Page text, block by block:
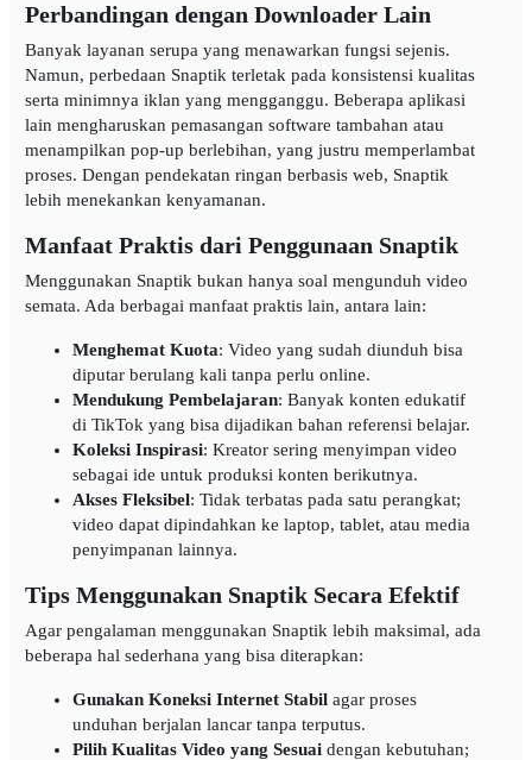
Perbandingan dengan Downloader Lain
Banyak layanan serupa yang menawarkan fungsi sejenis.
Namun, perbedaan Snaptik terletak pada konsistensi kualitas
serta minimnya iklan yang mengganggu. Beberapa aplikasi
lain mengharuskan pemasangan software tambahan atau
menampilkan pop-up berlebihan, yang justru memperlambat
proses. Dengan pendekatan ringan berbasis web, Snaptik
lebih menekankan kenyamanan.
Manfaat Praktis dari Penggunaan Snaptik
Menggunakan Snaptik bukan hanya soal mengunduh video
semata. Ada berbagai manfaat praktis lain, antara lain:
Menghemat Kuota: Video yang sudah diunduh bisa
diputar berulang kali tanpa perlu online.
Mendukung Pembelajaran: Banyak konten edukatif
di TikTok yang bisa dijadikan bahan referensi belajar.
Koleksi Inspirasi: Kreator sering menyimpan video
sebagai ide untuk produksi konten berikutnya.
Akses Fleksibel: Tidak terbatas pada satu perangkat;
video dapat dipindahkan ke laptop, tablet, atau media
penyimpanan lainnya.
Tips Menggunakan Snaptik Secara Efektif
Agar pengalaman menggunakan Snaptik lebih maksimal, ada
beberapa hal sederhana yang bisa diterapkan:
Gunakan Koneksi Internet Stabilagar proses
unduhan berjalan lancar tanpa terputus.
Pilih Kualitas Video yang Sesuaidengan kebutuhan;